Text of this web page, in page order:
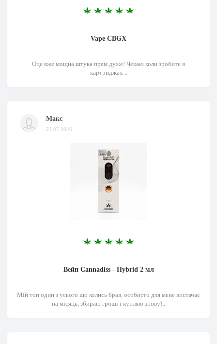
Vape CBGX
Оце вже мощна штука прям дуже! Чекаю коли зробите в
картриджах ..
Макс
21.07.2026
Вейп Cannadiss - Hybrid 2 мл
Мій топ один з усього що колись брав, особисто для мене вистачає
на місяць, збираю гроші і купляю знову)..